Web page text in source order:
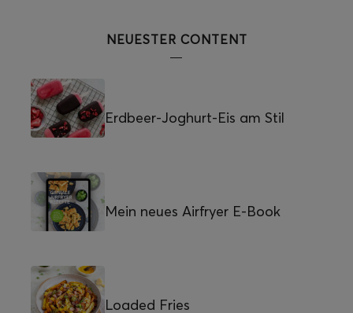
NEUESTER CONTENT
Erdbeer-Joghurt-Eis am Stil
Mein neues Airfryer E-Book
Loaded Fries